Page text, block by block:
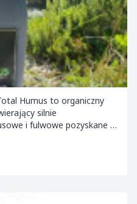
Humus to organiczny
silnie
i fulwowe pozyskane z